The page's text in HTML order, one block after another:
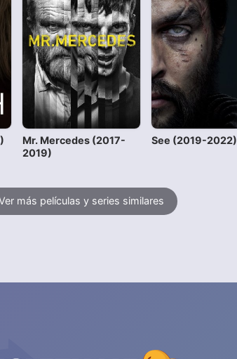
Mr. Mercedes (2017-
2019)
See (2019-2022)
más películas y series similares